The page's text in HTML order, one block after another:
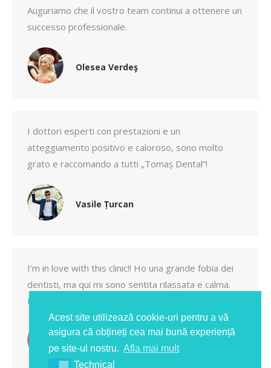
Acest site utilizează cookie-uri pentru a vă
asigura că obțineți cea mai bună experiență
pe site-ul nostru. Afla mai mult
Technical
Auguriamo che il vostro team continui a ottenere un
successo professionale.
Olesea Verdeş
I dottori esperti con prestazioni e un
atteggiamento positivo e caloroso, sono molto
grato e raccomando a tutti „Tomaș Dental”!
Vasile Țurcan
I’m in love with this clinic!! Ho una grande fobia dei
dentisti, ma qui mi sono sentita rilassata e calma.
Bravo Tomas Dental!!!
Doinița Prodan